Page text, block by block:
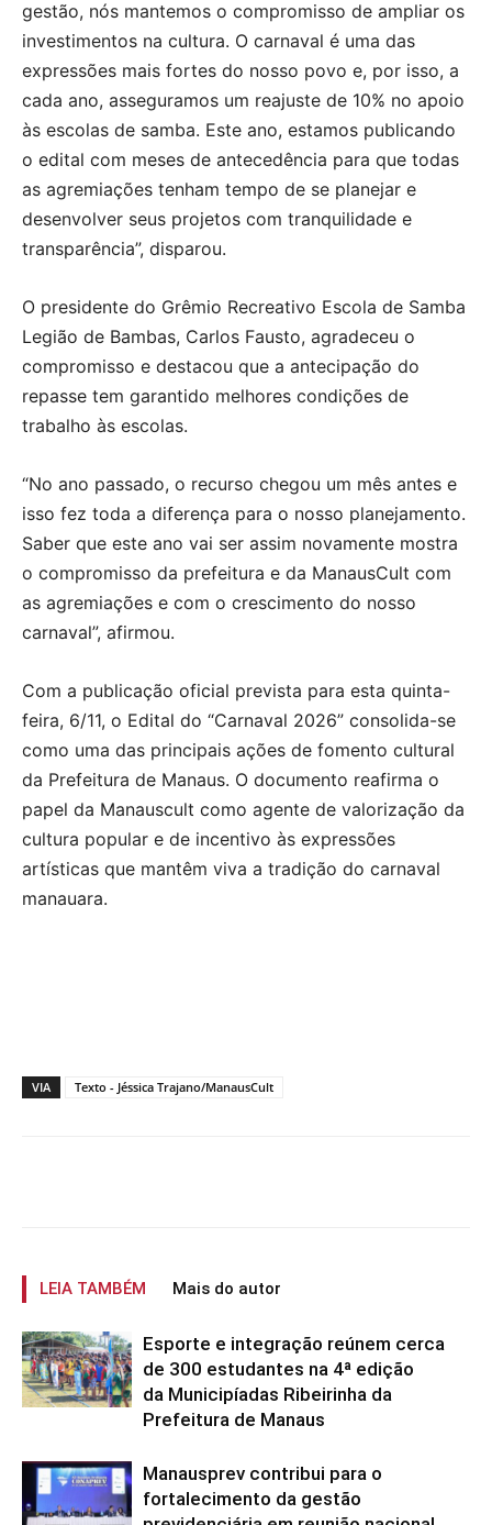
gestão, nós mantemos o compromisso de ampliar os
investimentos na cultura. O carnaval é uma das
expressões mais fortes do nosso povo e, por isso, a
cada ano, asseguramos um reajuste de 10% no apoio
às escolas de samba. Este ano, estamos publicando
o edital com meses de antecedência para que todas
as agremiações tenham tempo de se planejar e
desenvolver seus projetos com tranquilidade e
transparência”, disparou.
O presidente do Grêmio Recreativo Escola de Samba
Legião de Bambas, Carlos Fausto, agradeceu o
compromisso e destacou que a antecipação do
repasse tem garantido melhores condições de
trabalho às escolas.
“No ano passado, o recurso chegou um mês antes e
isso fez toda a diferença para o nosso planejamento.
Saber que este ano vai ser assim novamente mostra
o compromisso da prefeitura e da ManausCult com
as agremiações e com o crescimento do nosso
carnaval”, afirmou.
Com a publicação oficial prevista para esta quinta-
feira, 6/11, o Edital do “Carnaval 2026” consolida-se
como uma das principais ações de fomento cultural
da Prefeitura de Manaus. O documento reafirma o
papel da Manauscult como agente de valorização da
cultura popular e de incentivo às expressões
artísticas que mantêm viva a tradição do carnaval
manauara.
VIA Texto - Jéssica Trajano/ManausCult
LEIA TAMBÉM Mais do autor
Esporte e integração reúnem cerca
de 300 estudantes na 4ª edição
da Municipíadas Ribeirinha da
Prefeitura de Manaus
Manausprev contribui para o
fortalecimento da gestão